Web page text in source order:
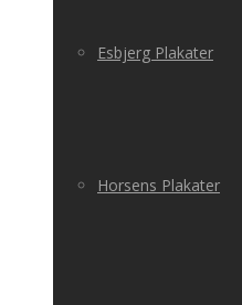
Esbjerg Plakater
Horsens Plakater